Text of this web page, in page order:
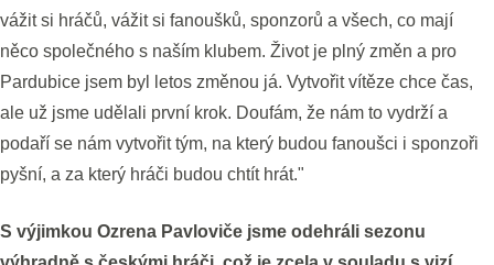
vážit si hráčů, vážit si fanoušků, sponzorů a všech, co mají
něco společného s naším klubem. Život je plný změn a pro
Pardubice jsem byl letos změnou já. Vytvořit vítěze chce čas,
ale už jsme udělali první krok. Doufám, že nám to vydrží a
podaří se nám vytvořit tým, na který budou fanoušci i sponzoři
pyšní, a za který hráči budou chtít hrát."
S výjimkou Ozrena Pavloviče jsme odehráli sezonu